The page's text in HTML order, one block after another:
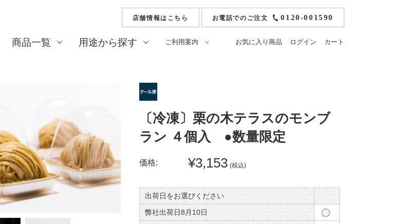
店舗情報はこちら お電話でのご注文 0120-001590
商品一覧
純栗かの子
善光寺落雁
花逢瀬（はなおうせ）
落雁ひとひら
栗どらやき
美菓月
栗あそび
栗菓詰合せ
フィナンシェ
ダコワーズ
マロンパイ
焼菓子詰合せ
栗おこわ（冷凍）
栗ペースト
栗みつ
ビン詰め
用途から探す
ご家庭用・プチギフト
ご利用案内
のし・ギフト包装・紙
袋について
よくあるご質問
原材料
お気に入り商品 ログイン カート
〔冷凍〕栗の木テラスのモンブ
ラン ４個入 ●数量限定
価格: ¥3,153 (税込)
出荷日をお選びください
弊社出荷日8月10日